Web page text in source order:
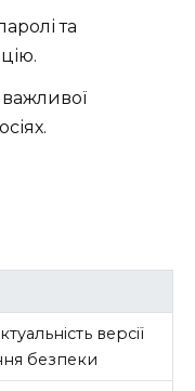
та
важливої
версії
безпеки